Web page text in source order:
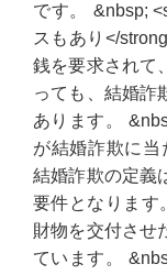
です。 &nbsp;
スもあり</
銭を要求されて
っても、結婚詐
あります。
が結婚詐欺に当
結婚詐欺の定義
要件となります
財物を交付させ
ています。